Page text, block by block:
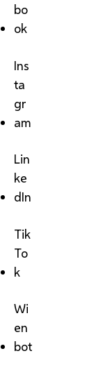
bo
ok
Ins
ta
gr
am
Lin
ke
dIn
Tik
To
k
Wi
en
bot